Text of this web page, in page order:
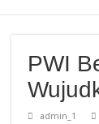
PWI
admin_1